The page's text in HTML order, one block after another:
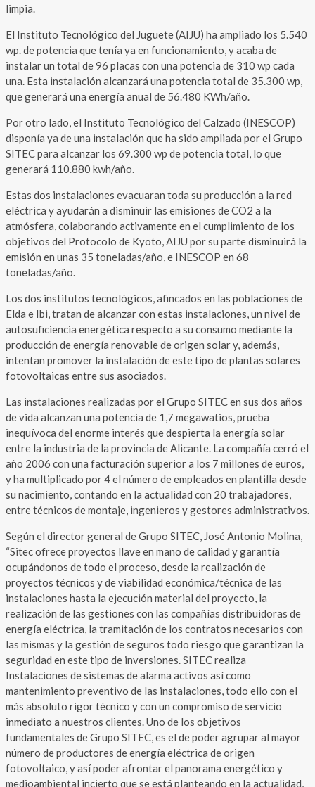
limpia.
El Instituto Tecnológico del Juguete (AIJU) ha ampliado los 5.540
wp. de potencia que tenía ya en funcionamiento, y acaba de
instalar un total de 96 placas con una potencia de 310 wp cada
una. Esta instalación alcanzará una potencia total de 35.300 wp,
que generará una energía anual de 56.480 KWh/año.
Por otro lado, el Instituto Tecnológico del Calzado (INESCOP)
disponía ya de una instalación que ha sido ampliada por el Grupo
SITEC para alcanzar los 69.300 wp de potencia total, lo que
generará 110.880 kwh/año.
Estas dos instalaciones evacuaran toda su producción a la red
eléctrica y ayudarán a disminuir las emisiones de CO2 a la
atmósfera, colaborando activamente en el cumplimiento de los
objetivos del Protocolo de Kyoto, AIJU por su parte disminuirá la
emisión en unas 35 toneladas/año, e INESCOP en 68
toneladas/año.
Los dos institutos tecnológicos, afincados en las poblaciones de
Elda e Ibi, tratan de alcanzar con estas instalaciones, un nivel de
autosuficiencia energética respecto a su consumo mediante la
producción de energía renovable de origen solar y, además,
intentan promover la instalación de este tipo de plantas solares
fotovoltaicas entre sus asociados.
Las instalaciones realizadas por el Grupo SITEC en sus dos años
de vida alcanzan una potencia de 1,7 megawatios, prueba
inequívoca del enorme interés que despierta la energía solar
entre la industria de la provincia de Alicante. La compañía cerró el
año 2006 con una facturación superior a los 7 millones de euros,
y ha multiplicado por 4 el número de empleados en plantilla desde
su nacimiento, contando en la actualidad con 20 trabajadores,
entre técnicos de montaje, ingenieros y gestores administrativos.
Según el director general de Grupo SITEC, José Antonio Molina,
“Sitec ofrece proyectos llave en mano de calidad y garantía
ocupándonos de todo el proceso, desde la realización de
proyectos técnicos y de viabilidad económica/técnica de las
instalaciones hasta la ejecución material del proyecto, la
realización de las gestiones con las compañías distribuidoras de
energía eléctrica, la tramitación de los contratos necesarios con
las mismas y la gestión de seguros todo riesgo que garantizan la
seguridad en este tipo de inversiones. SITEC realiza
Instalaciones de sistemas de alarma activos así como
mantenimiento preventivo de las instalaciones, todo ello con el
más absoluto rigor técnico y con un compromiso de servicio
inmediato a nuestros clientes. Uno de los objetivos
fundamentales de Grupo SITEC, es el de poder agrupar al mayor
número de productores de energía eléctrica de origen
fotovoltaico, y así poder afrontar el panorama energético y
medioambiental incierto que se está planteando en la actualidad,